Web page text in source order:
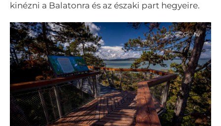
kinézni a Balatonra és az északi part hegyeire.